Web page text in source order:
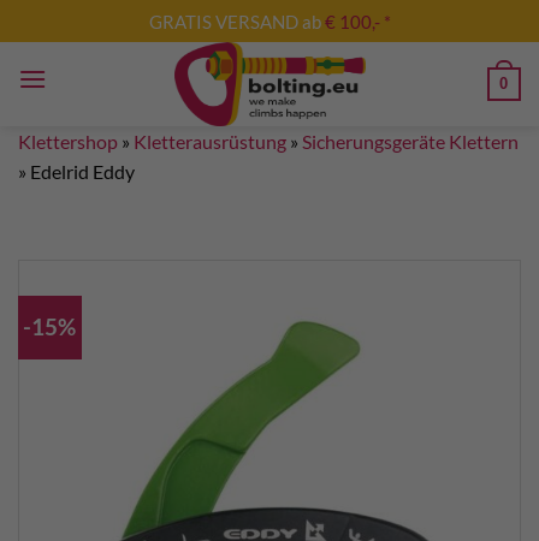
Inhalt
springen
GRATIS VERSAND ab€ 100,- *
0
Klettershop » Kletterausrüstung » Sicherungsgeräte Klettern
» Edelrid Eddy
-15%